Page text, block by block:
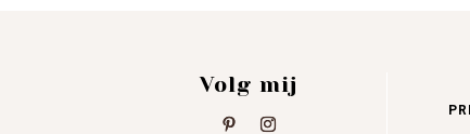
Volg mij